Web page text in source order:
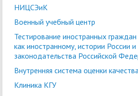
НИЦСЭиК
Военный учебный центр
Тестирование иностранных
как иностранному, истории России
законодательства Российской
Внутренняя система оценки
Клиника КГУ